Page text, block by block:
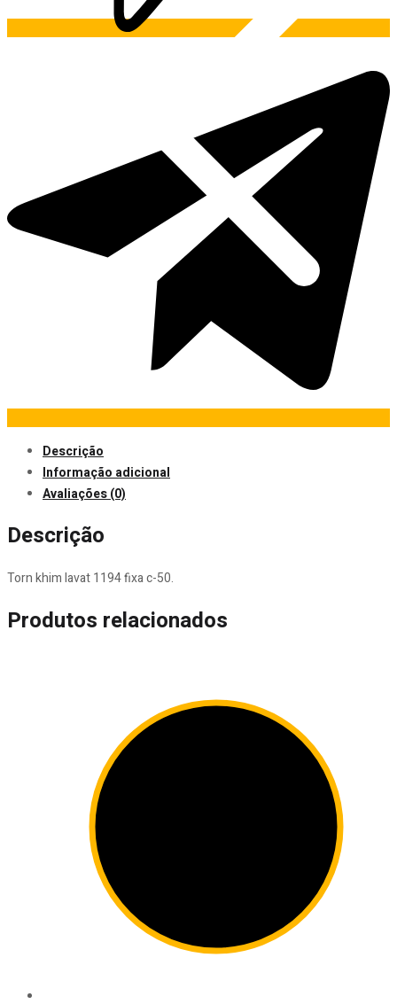
Descrição
Informação adicional
Avaliações (0)
Descrição
Torn khim lavat 1194 fixa c-50.
Produtos relacionados